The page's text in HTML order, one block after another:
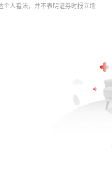
个人看法，并不表明证券时报立场